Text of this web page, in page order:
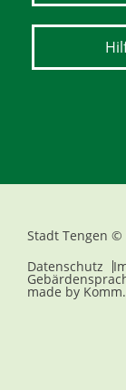
Stadt Tengen ©
Datenschutz
made by